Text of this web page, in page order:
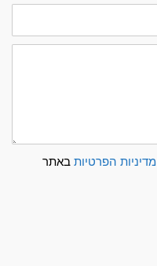
מדיניות הפרטיות באתר